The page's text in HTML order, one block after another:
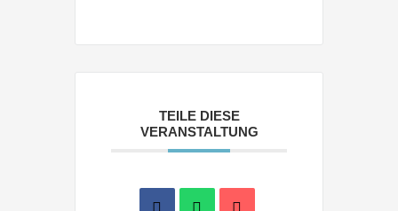
TEILE DIESE
VERANSTALTUNG